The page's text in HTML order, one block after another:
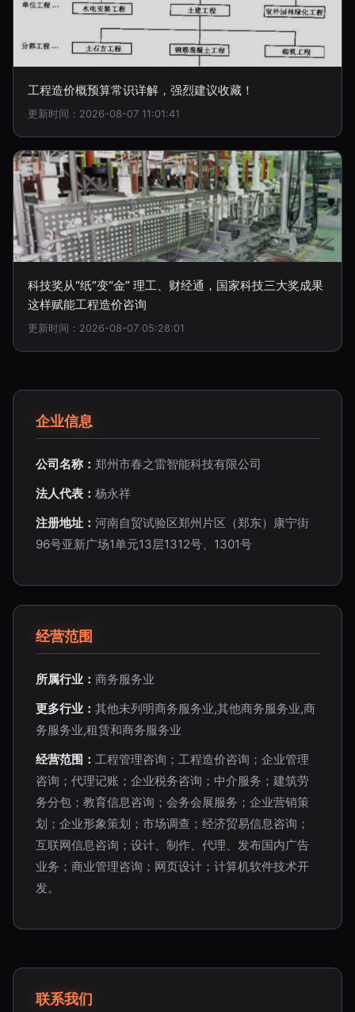
工程造价概预算常识详解，强烈建议收藏！
更新时间：2026-08-07 11:01:41
科技奖从“纸”变“金” 理工、财经通，国家科技三大奖成果
这样赋能工程造价咨询
更新时间：2026-08-07 05:28:01
企业信息
公司名称： 郑州市春之雷智能科技有限公司
法人代表： 杨永祥
注册地址： 河南自贸试验区郑州片区（郑东）康宁街
96号亚新广场1单元13层1312号、1301号
经营范围
所属行业： 商务服务业
更多行业： 其他未列明商务服务业,其他商务服务业,商
务服务业,租赁和商务服务业
经营范围： 工程管理咨询；工程造价咨询；企业管理
咨询；代理记账；企业税务咨询；中介服务；建筑劳
务分包；教育信息咨询；会务会展服务；企业营销策
划；企业形象策划；市场调查；经济贸易信息咨询；
互联网信息咨询；设计、制作、代理、发布国内广告
业务；商业管理咨询；网页设计；计算机软件技术开
发。
联系我们